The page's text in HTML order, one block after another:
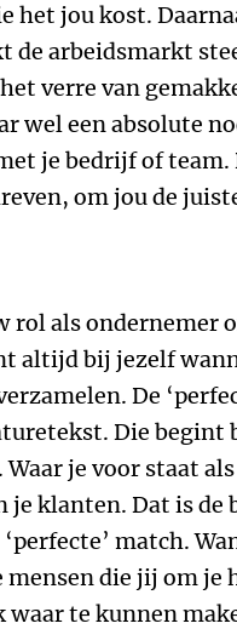
het jou kost.
de arbeidsmarkt
verre van
wel een absolute
je bedrijf of team.
om jou de
rol als ondernemer
altijd bij jezelf
De
Die begint
je voor staat
je klanten. Dat is de
match.
die jij om je
te kunnen